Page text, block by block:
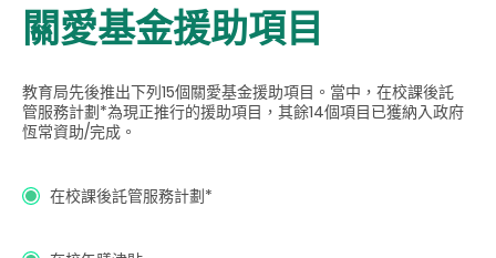
關愛基金援助項目
教育局先後推出下列15個關愛基金援助項目。當中，在校課後託
管服務計劃*為現正推行的援助項目，其餘14個項目已獲納入政府
恆常資助/完成。
在校課後託管服務計劃*